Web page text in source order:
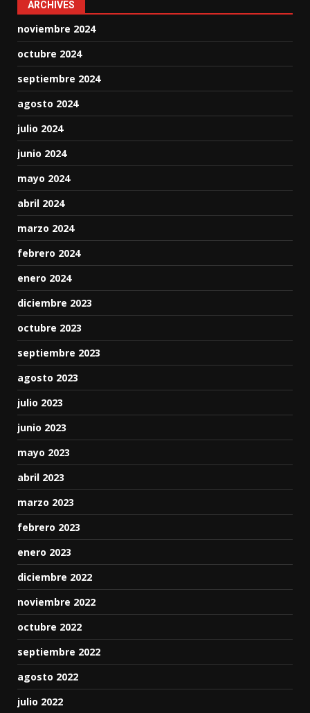
ARCHIVES
noviembre 2024
octubre 2024
septiembre 2024
agosto 2024
julio 2024
junio 2024
mayo 2024
abril 2024
marzo 2024
febrero 2024
enero 2024
diciembre 2023
octubre 2023
septiembre 2023
agosto 2023
julio 2023
junio 2023
mayo 2023
abril 2023
marzo 2023
febrero 2023
enero 2023
diciembre 2022
noviembre 2022
octubre 2022
septiembre 2022
agosto 2022
julio 2022